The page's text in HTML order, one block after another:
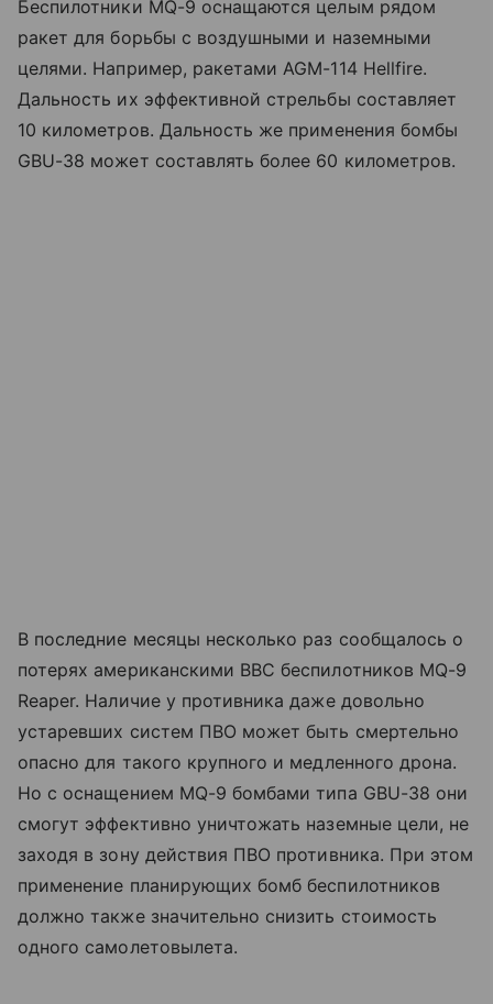
Беспилотники MQ-9 оснащаются целым рядом
ракет для борьбы с воздушными и наземными
целями. Например, ракетами AGM-114 Hellfire.
Дальность их эффективной стрельбы составляет
10 километров. Дальность же применения бомбы
GBU-38 может составлять более 60 километров.
В последние месяцы несколько раз сообщалось о
потерях американскими ВВС беспилотников MQ-9
Reaper. Наличие у противника даже довольно
устаревших систем ПВО может быть смертельно
опасно для такого крупного и медленного дрона.
Но с оснащением MQ-9 бомбами типа GBU-38 они
смогут эффективно уничтожать наземные цели, не
заходя в зону действия ПВО противника. При этом
применение планирующих бомб беспилотников
должно также значительно снизить стоимость
одного самолетовылета.